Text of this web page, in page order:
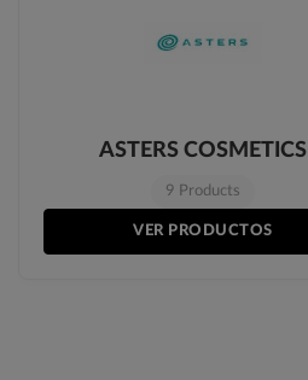
ASTERS COSMETICS
9 Products
VER PRODUCTOS